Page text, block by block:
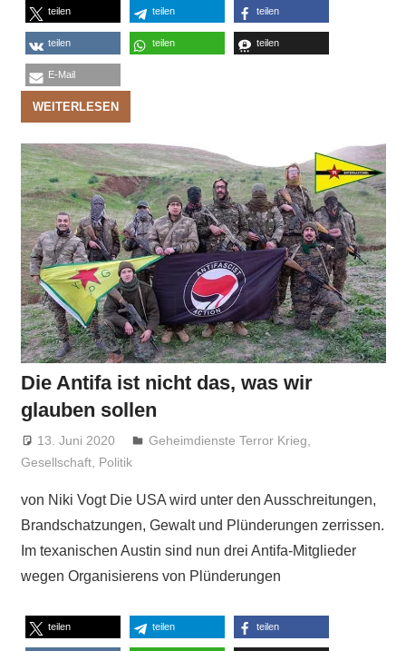
teilen teilen teilen
teilen teilen teilen
E-Mail
WEITERLESEN
Die Antifa ist nicht das, was wir
glauben sollen
13. Juni 2020 Niki Vogt
Geheimdienste Terror Krieg
Gesellschaft, Politik
von Niki Vogt Die USA wird unter den Ausschreitungen,
Brandschatzungen, Gewalt und Plünderungen zerrissen.
Im texanischen Austin sind nun drei Antifa-Mitglieder
wegen Organisierens von Plünderungen
teilen teilen teilen